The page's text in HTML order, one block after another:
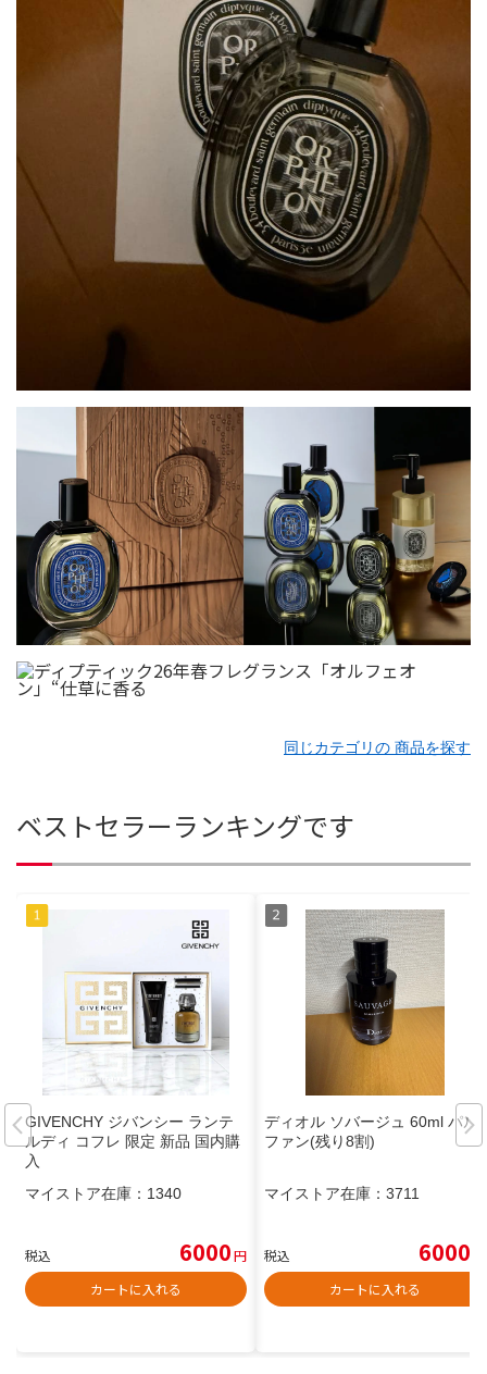
同じカテゴリの 商品を探す
ベストセラーランキングです
GIVENCHY ジバンシー ランテ
ルディ コフレ 限定 新品 国内購
入
マイストア在庫： 1340
税込 6000円
カートに入れる
ディオル ソバージュ 60ml パル
ファン(残り8割)
マイストア在庫： 3711
税込 6000
カートに入れる